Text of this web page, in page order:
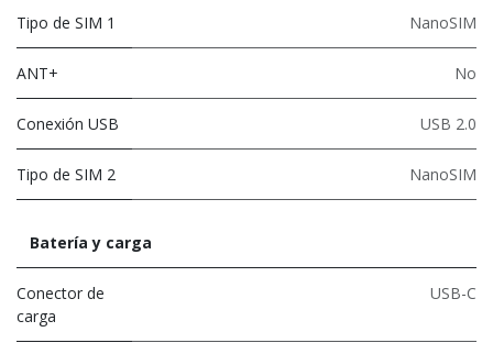
Tipo de SIM 1 NanoSIM
ANT+ No
Conexión USB USB 2.0
Tipo de SIM 2 NanoSIM
Batería y carga
Conector de
carga
USB-C